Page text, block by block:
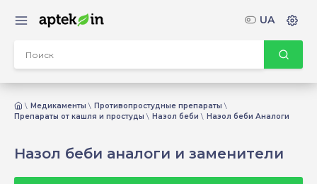
Медикаменты
Противопростудные препараты
Препараты от кашля и простуды
Назол беби Назол беби Аналоги
Назол беби аналоги и заменители
UA